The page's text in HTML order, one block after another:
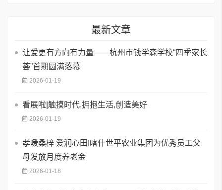
最新文章
让爱更有方向有力量——杭州市钱学森学校“四季家长
荟”首期圆满落幕
2026-01-19
看展啦|触摸时代,拥抱生活,创造美好
2026-01-19
孝暖桑梓 爱润心田I喀什世平农业集团为优秀员工父
母发放月度养老金
2026-01-18